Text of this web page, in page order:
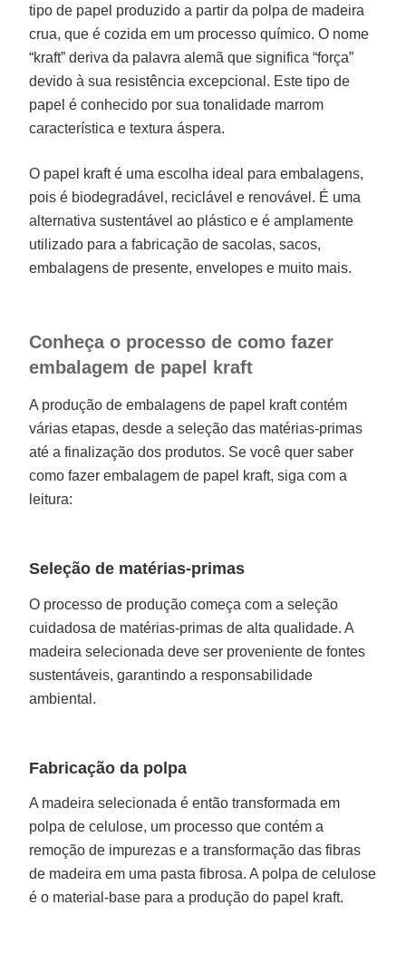
tipo de papel produzido a partir da polpa de madeira
crua, que é cozida em um processo químico. O nome
“kraft” deriva da palavra alemã que significa “força”
devido à sua resistência excepcional. Este tipo de
papel é conhecido por sua tonalidade marrom
característica e textura áspera.
O papel kraft é uma escolha ideal para embalagens,
pois é biodegradável, reciclável e renovável. É uma
alternativa sustentável ao plástico e é amplamente
utilizado para a fabricação de sacolas, sacos,
embalagens de presente, envelopes e muito mais.
Conheça o processo de como fazer
embalagem de papel kraft
A produção de embalagens de papel kraft contém
várias etapas, desde a seleção das matérias-primas
até a finalização dos produtos. Se você quer saber
como fazer embalagem de papel kraft, siga com a
leitura:
Seleção de matérias-primas
O processo de produção começa com a seleção
cuidadosa de matérias-primas de alta qualidade. A
madeira selecionada deve ser proveniente de fontes
sustentáveis, garantindo a responsabilidade
ambiental.
Fabricação da polpa
A madeira selecionada é então transformada em
polpa de celulose, um processo que contém a
remoção de impurezas e a transformação das fibras
de madeira em uma pasta fibrosa. A polpa de celulose
é o material-base para a produção do papel kraft.